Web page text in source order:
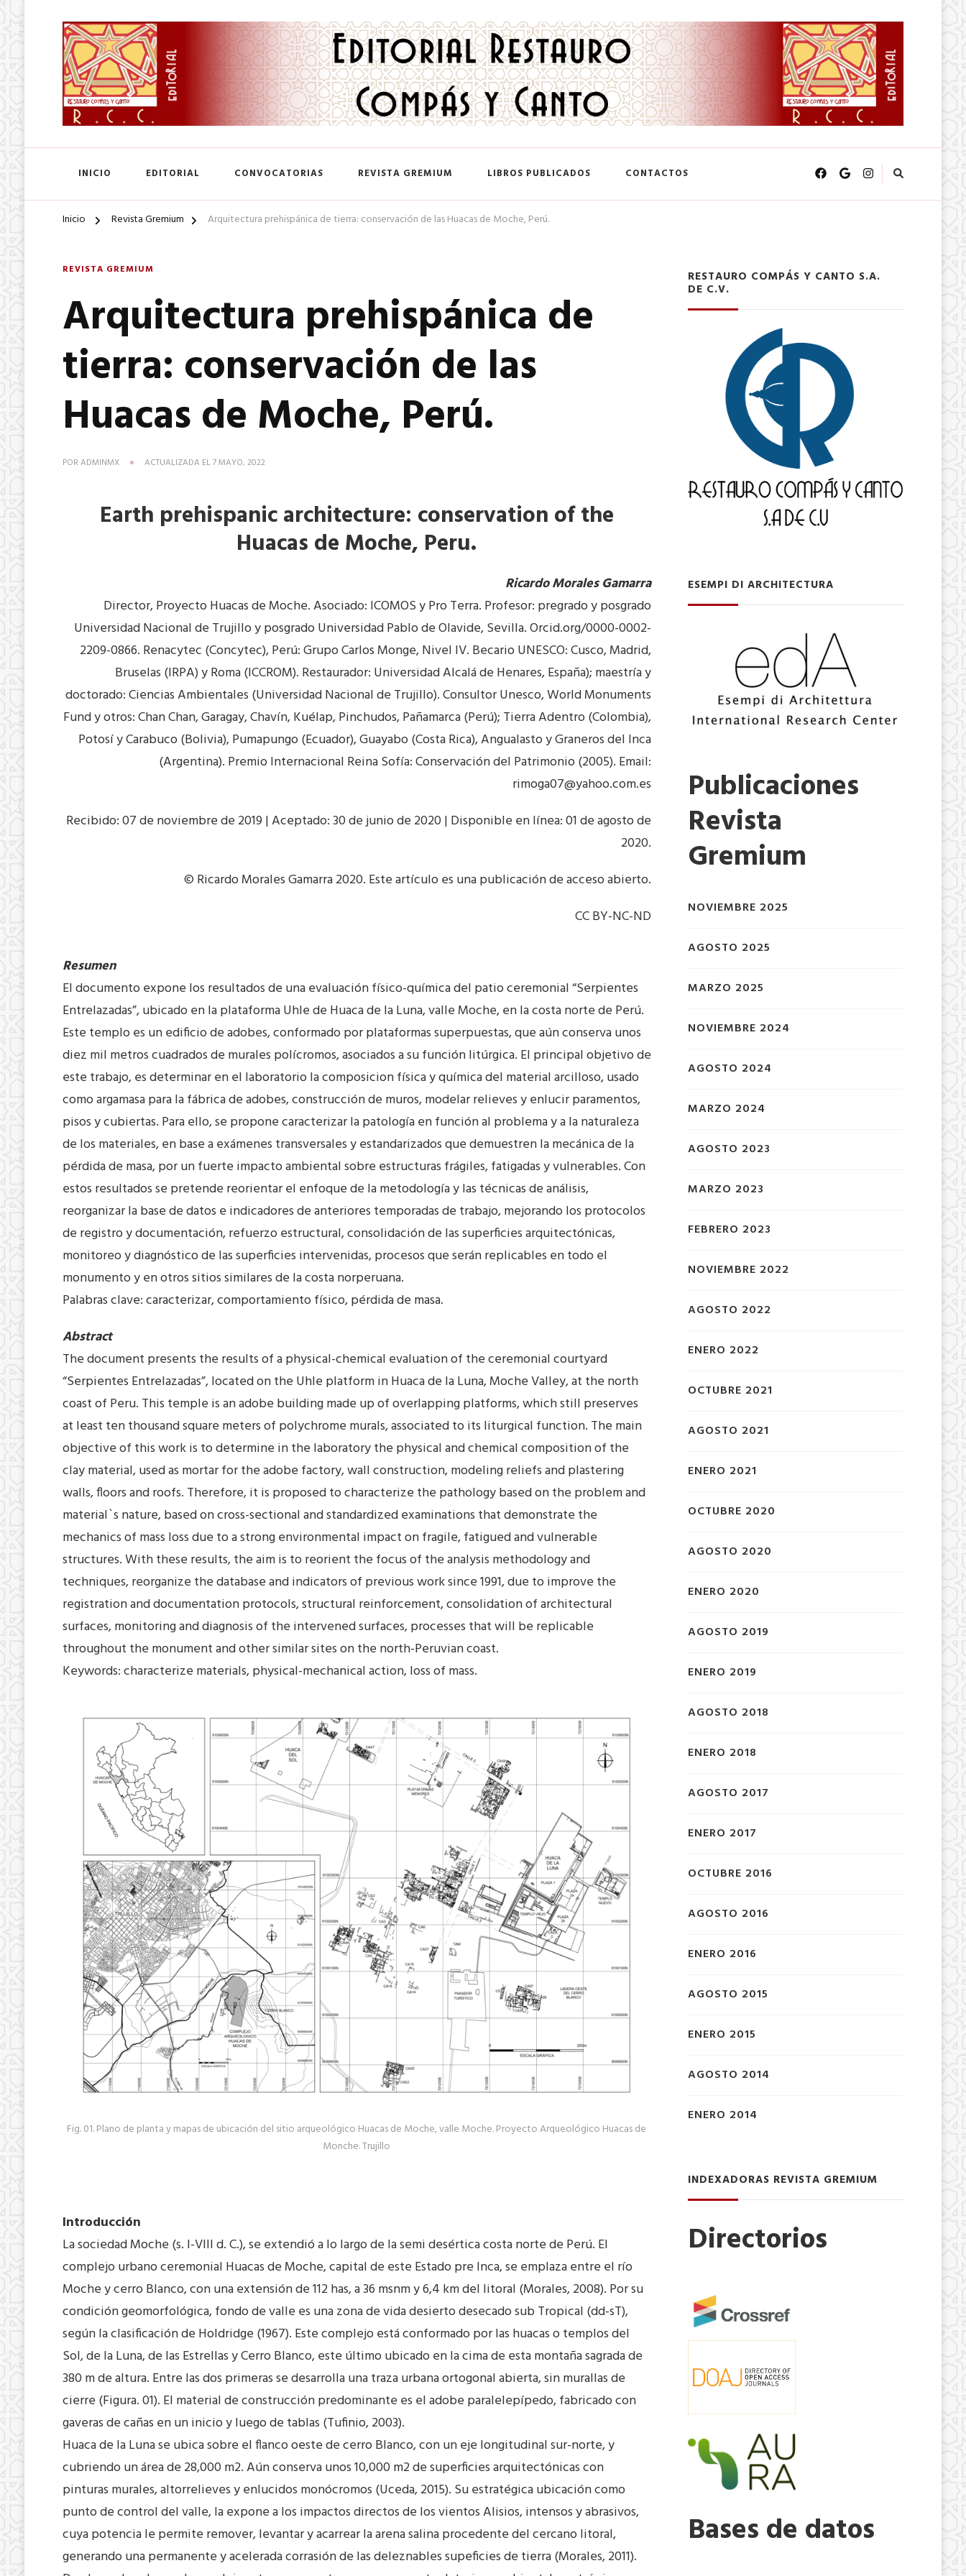
INICIO EDITORIAL CONVOCATORIAS REVISTA GREMIUM LIBROS PUBLICADOS CONTACTOS
Inicio Revista Gremium Arquitectura prehispánica de tierra: conservación de las Huacas de Moche, Perú.
REVISTA GREMIUM
Arquitectura prehispánica de
tierra: conservación de las
Huacas de Moche, Perú.
POR ADMINMX ACTUALIZADA EL7 MAYO, 2022
Earth prehispanic architecture: conservation of the
Huacas de Moche, Peru.
Ricardo Morales Gamarra
Director, Proyecto Huacas de Moche. Asociado: ICOMOS y Pro Terra. Profesor: pregrado y posgrado
Universidad Nacional de Trujillo y posgrado Universidad Pablo de Olavide, Sevilla. Orcid.org/0000-0002-
2209-0866. Renacytec (Concytec), Perú: Grupo Carlos Monge, Nivel IV. Becario UNESCO: Cusco, Madrid,
Bruselas (IRPA) y Roma (ICCROM). Restaurador: Universidad Alcalá de Henares, España); maestría y
doctorado: Ciencias Ambientales (Universidad Nacional de Trujillo). Consultor Unesco, World Monuments
Fund y otros: Chan Chan, Garagay, Chavín, Kuélap, Pinchudos, Pañamarca (Perú); Tierra Adentro (Colombia),
Potosí y Carabuco (Bolivia), Pumapungo (Ecuador), Guayabo (Costa Rica), Angualasto y Graneros del Inca
(Argentina). Premio Internacional Reina Sofía: Conservación del Patrimonio (2005). Email:
rimoga07@yahoo.com.es
Recibido: 07 de noviembre de 2019 | Aceptado: 30 de junio de 2020 | Disponible en línea: 01 de agosto de
2020.
© Ricardo Morales Gamarra 2020. Este artículo es una publicación de acceso abierto.
CC BY-NC-ND
Resumen
El documento expone los resultados de una evaluación físico-química del patio ceremonial “Serpientes
Entrelazadas”, ubicado en la plataforma Uhle de Huaca de la Luna, valle Moche, en la costa norte de Perú.
Este templo es un edificio de adobes, conformado por plataformas superpuestas, que aún conserva unos
diez mil metros cuadrados de murales polícromos, asociados a su función litúrgica. El principal objetivo de
este trabajo, es determinar en el laboratorio la composicion física y química del material arcilloso, usado
como argamasa para la fábrica de adobes, construcción de muros, modelar relieves y enlucir paramentos,
pisos y cubiertas. Para ello, se propone caracterizar la patología en función al problema y a la naturaleza
de los materiales, en base a exámenes transversales y estandarizados que demuestren la mecánica de la
pérdida de masa, por un fuerte impacto ambiental sobre estructuras frágiles, fatigadas y vulnerables. Con
estos resultados se pretende reorientar el enfoque de la metodología y las técnicas de análisis,
reorganizar la base de datos e indicadores de anteriores temporadas de trabajo, mejorando los protocolos
de registro y documentación, refuerzo estructural, consolidación de las superficies arquitectónicas,
monitoreo y diagnóstico de las superficies intervenidas, procesos que serán replicables en todo el
monumento y en otros sitios similares de la costa norperuana.
Palabras clave: caracterizar, comportamiento físico, pérdida de masa.
Abstract
The document presents the results of a physical-chemical evaluation of the ceremonial courtyard
“Serpientes Entrelazadas”, located on the Uhle platform in Huaca de la Luna, Moche Valley, at the north
coast of Peru. This temple is an adobe building made up of overlapping platforms, which still preserves
at least ten thousand square meters of polychrome murals, associated to its liturgical function. The main
objective of this work is to determine in the laboratory the physical and chemical composition of the
clay material, used as mortar for the adobe factory, wall construction, modeling reliefs and plastering
walls, floors and roofs. Therefore, it is proposed to characterize the pathology based on the problem and
material`s nature, based on cross-sectional and standardized examinations that demonstrate the
mechanics of mass loss due to a strong environmental impact on fragile, fatigued and vulnerable
structures. With these results, the aim is to reorient the focus of the analysis methodology and
techniques, reorganize the database and indicators of previous work since 1991, due to improve the
registration and documentation protocols, structural reinforcement, consolidation of architectural
surfaces, monitoring and diagnosis of the intervened surfaces, processes that will be replicable
throughout the monument and other similar sites on the north-Peruvian coast.
Keywords: characterize materials, physical-mechanical action, loss of mass.
Fig. 01. Plano de planta y mapas de ubicación del sitio arqueológico Huacas de Moche, valle Moche. Proyecto Arqueológico Huacas de
Monche. Trujillo
Introducción
La sociedad Moche (s. I-VIII d. C.), se extendió a lo largo de la semi desértica costa norte de Perú. El
complejo urbano ceremonial Huacas de Moche, capital de este Estado pre Inca, se emplaza entre el río
Moche y cerro Blanco, con una extensión de 112 has, a 36 msnm y 6,4 km del litoral (Morales, 2008). Por su
condición geomorfológica, fondo de valle es una zona de vida desierto desecado sub Tropical (dd-sT),
según la clasificación de Holdridge (1967). Este complejo está conformado por las huacas o templos del
Sol, de la Luna, de las Estrellas y Cerro Blanco, este último ubicado en la cima de esta montaña sagrada de
380 m de altura. Entre las dos primeras se desarrolla una traza urbana ortogonal abierta, sin murallas de
cierre (Figura. 01). El material de construcción predominante es el adobe paralelepípedo, fabricado con
gaveras de cañas en un inicio y luego de tablas (Tufinio, 2003).
Huaca de la Luna se ubica sobre el flanco oeste de cerro Blanco, con un eje longitudinal sur-norte, y
cubriendo un área de 28,000 m2. Aún conserva unos 10,000 m2 de superficies arquitectónicas con
pinturas murales, altorrelieves y enlucidos monócromos (Uceda, 2015). Su estratégica ubicación como
punto de control del valle, la expone a los impactos directos de los vientos Alisios, intensos y abrasivos,
cuya potencia le permite remover, levantar y acarrear la arena salina procedente del cercano litoral,
generando una permanente y acelerada corrasión de las deleznables supeficies de tierra (Morales, 2011).
RESTAURO COMPÁS Y CANTO S.A.
DE C.V.
ESEMPI DI ARCHITECTURA
Publicaciones
Revista
Gremium
NOVIEMBRE 2025
AGOSTO 2025
MARZO 2025
NOVIEMBRE 2024
AGOSTO 2024
MARZO 2024
AGOSTO 2023
MARZO 2023
FEBRERO 2023
NOVIEMBRE 2022
AGOSTO 2022
ENERO 2022
OCTUBRE 2021
AGOSTO 2021
ENERO 2021
OCTUBRE 2020
AGOSTO 2020
ENERO 2020
AGOSTO 2019
ENERO 2019
AGOSTO 2018
ENERO 2018
AGOSTO 2017
ENERO 2017
OCTUBRE 2016
AGOSTO 2016
ENERO 2016
AGOSTO 2015
ENERO 2015
AGOSTO 2014
ENERO 2014
INDEXADORAS REVISTA GREMIUM
Directorios
Bases de datos